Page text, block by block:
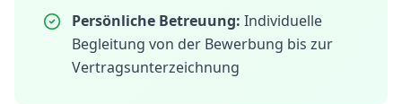
Persönliche Betreuung: Individuelle
Begleitung von der Bewerbung bis zur
Vertragsunterzeichnung